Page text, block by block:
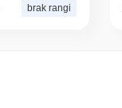
brak rangi